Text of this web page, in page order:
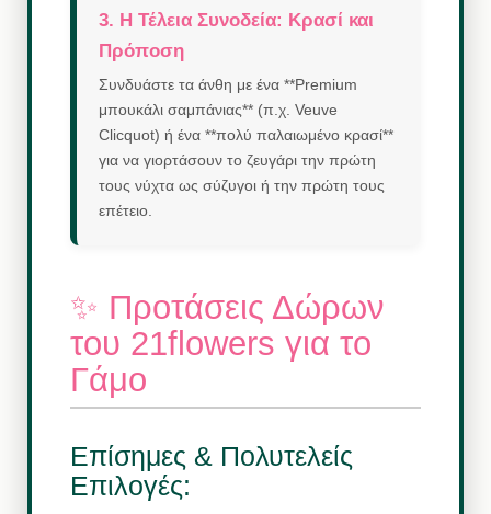
3. Η Τέλεια Συνοδεία: Κρασί και
Πρόποση
Συνδυάστε τα άνθη με ένα **Premium
μπουκάλι σαμπάνιας** (π.χ. Veuve
Clicquot) ή ένα **πολύ παλαιωμένο κρασί**
για να γιορτάσουν το ζευγάρι την πρώτη
τους νύχτα ως σύζυγοι ή την πρώτη τους
επέτειο.
✨ Προτάσεις Δώρων
του 21flowers για το
Γάμο
Επίσημες & Πολυτελείς
Επιλογές: